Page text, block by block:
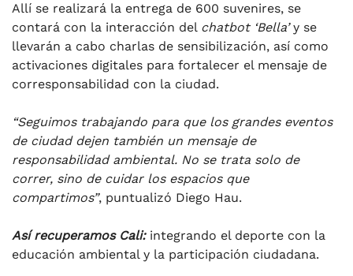
Allí se realizará la entrega de 600 suvenires, se
contará con la interacción del chatbot ‘Bella’y se
llevarán a cabo charlas de sensibilización, así como
activaciones digitales para fortalecer el mensaje de
corresponsabilidad con la ciudad.
“Seguimos trabajando para que los grandes eventos
de ciudad dejen también un mensaje de
responsabilidad ambiental. No se trata solo de
correr, sino de cuidar los espacios que
compartimos”, puntualizó Diego Hau.
Así recuperamos Cali:integrando el deporte con la
educación ambiental y la participación ciudadana.